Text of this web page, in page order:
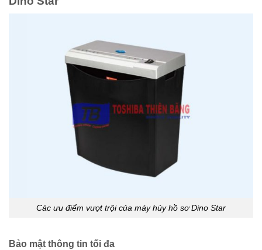
Các ưu điểm vượt trội của máy hủy hồ sơ Dino Star
Bảo mật thông tin tối đa